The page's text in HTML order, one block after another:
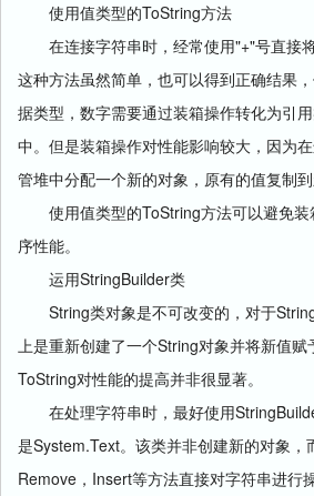
使用值类型的ToString方法
在连接字符串时，经常使用"+"号直接
这种方法虽然简单，也可以得到正确结果
据类型，数字需要通过装箱操作转化为引
中。但是装箱操作对性能影响较大，因为
管堆中分配一个新的对象，原有的值复制到
使用值类型的ToString方法可以避免
序性能。
运用StringBuilder类
String类对象是不可改变的，对于
上是重新创建了一个String对象并将新值赋
ToString对性能的提高并非很显著。
在处理字符串时，最好使用
是System.Text。该类并非创建新的对象，
Remove ， Insert等方法直接对字符串进行